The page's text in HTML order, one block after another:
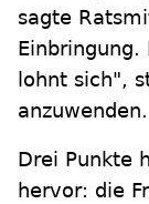
sagte
lohnt sich",
anzuwenden.
Drei Punkte
hervor: die